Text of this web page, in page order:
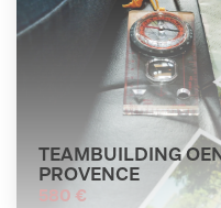
TEAMBUILDING
PROVENCE
580 €